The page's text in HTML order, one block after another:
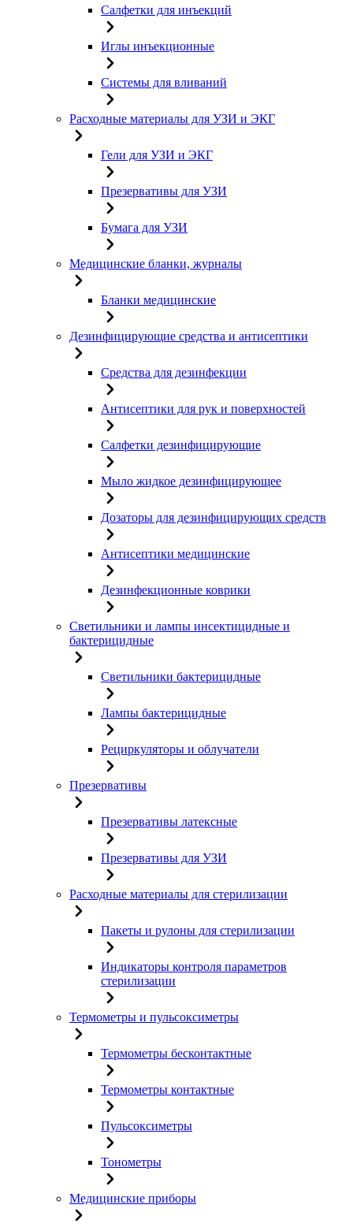
Салфетки для инъекций
Иглы инъекционные
Системы для вливаний
Расходные материалы для УЗИ и ЭКГ
Гели для УЗИ и ЭКГ
Презервативы для УЗИ
Бумага для УЗИ
Медицинские бланки, журналы
Бланки медицинские
Дезинфицирующие средства и антисептики
Средства для дезинфекции
Антисептики для рук и поверхностей
Салфетки дезинфицирующие
Мыло жидкое дезинфицирующее
Дозаторы для дезинфицирующих средств
Антисептики медицинские
Дезинфекционные коврики
Светильники и лампы инсектицидные и
бактерицидные
Светильники бактерицидные
Лампы бактерицидные
Рециркуляторы и облучатели
Презервативы
Презервативы латексные
Презервативы для УЗИ
Расходные материалы для стерилизации
Пакеты и рулоны для стерилизации
Индикаторы контроля параметров
стерилизации
Термометры и пульсоксиметры
Термометры бесконтактные
Термометры контактные
Пульсоксиметры
Тонометры
Медицинские приборы